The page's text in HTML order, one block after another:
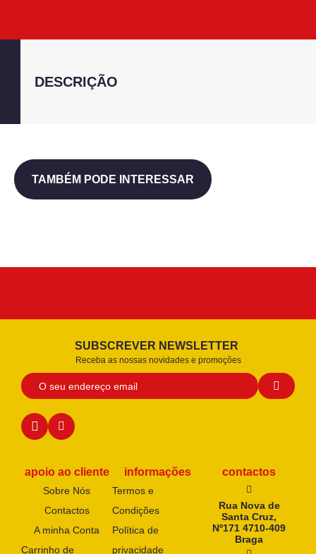
DESCRIÇÃO
TAMBÉM PODE INTERESSAR
SUBSCREVER NEWSLETTER
Receba as nossas novidades e promoções
apoio ao cliente
Sobre Nós
Contactos
A minha Conta
Carrinho de
informações
Termos e
Condições
Política de
privacidade
contactos
Rua Nova de
Santa Cruz,
Nº171 4710-409
Braga